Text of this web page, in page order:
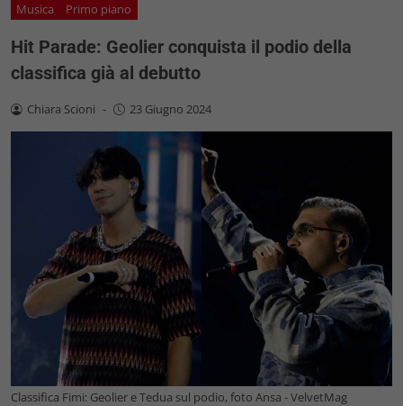
Musica Primo piano
Hit Parade: Geolier conquista il podio della
classifica già al debutto
Chiara Scioni - 23 Giugno 2024
Classifica Fimi: Geolier e Tedua sul podio, foto Ansa - VelvetMag